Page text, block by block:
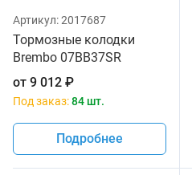
Артикул:2017687
Тормозные колодки
Brembo 07BB37SR
от 9 012 ₽
Под заказ:84 шт.
Подробнее